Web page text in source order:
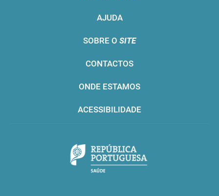
AJUDA
SOBRE O SITE
CONTACTOS
ONDE ESTAMOS
ACESSIBILIDADE